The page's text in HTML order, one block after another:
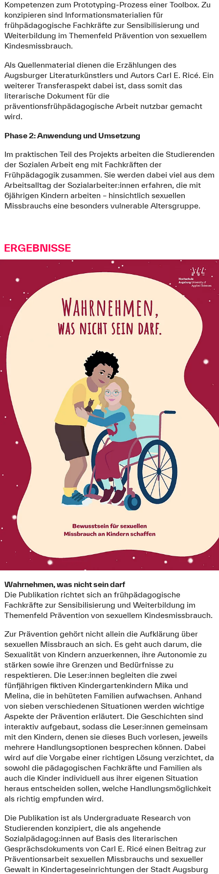
Kompetenzen zum Prototyping-Prozess einer Toolbox. Zu
konzipieren sind Informationsmaterialien für
frühpädagogische Fachkräfte zur Sensibilisierung und
Weiterbildung im Themenfeld Prävention von sexuellem
Kindesmissbrauch.
Als Quellenmaterial dienen die Erzählungen des
Augsburger Literaturkünstlers und Autors Carl E. Ricé. Ein
weiterer Transferaspekt dabei ist, dass somit das
literarische Dokument für die
präventionsfrühpädagogische Arbeit nutzbar gemacht
wird.
Phase 2: Anwendung und Umsetzung
Im praktischen Teil des Projekts arbeiten die Studierenden
der Sozialen Arbeit eng mit Fachkräften der
Frühpädagogik zusammen. Sie werden dabei viel aus dem
Arbeitsalltag der Sozialarbeiter:innen erfahren, die mit
6jährigen Kindern arbeiten – hinsichtlich sexuellen
Missbrauchs eine besonders vulnerable Altersgruppe.
ERGEBNISSE
Wahrnehmen, was nicht sein darf
Die Publikation richtet sich an frühpädagogische
Fachkräfte zur Sensibilisierung und Weiterbildung im
Themenfeld Prävention von sexuellem Kindesmissbrauch.
Zur Prävention gehört nicht allein die Aufklärung über
sexuellen Missbrauch an sich. Es geht auch darum, die
Sexualität von Kindern anzuerkennen, ihre Autonomie zu
stärken sowie ihre Grenzen und Bedürfnisse zu
respektieren. Die Leser:innen begleiten die zwei
fünfjährigen fiktiven Kindergartenkindern Mika und
Melina, die in behüteten Familien aufwachsen. Anhand
von sieben verschiedenen Situationen werden wichtige
Aspekte der Prävention erläutert. Die Geschichten sind
interaktiv aufgebaut, sodass die Leser:innen gemeinsam
mit den Kindern, denen sie dieses Buch vorlesen, jeweils
mehrere Handlungsoptionen besprechen können. Dabei
wird auf die Vorgabe einer richtigen Lösung verzichtet, da
sowohl die pädagogischen Fachkräfte und Familien als
auch die Kinder individuell aus ihrer eigenen Situation
heraus entscheiden sollen, welche Handlungsmöglichkeit
als richtig empfunden wird.
Die Publikation ist als Undergraduate Research von
Studierenden konzipiert, die als angehende
Sozialpädagog:innen auf Basis des literarischen
Gesprächsdokuments von Carl E. Ricé einen Beitrag zur
Präventionsarbeit sexuellen Missbrauchs und sexueller
Gewalt in Kindertageseinrichtungen der Stadt Augsburg